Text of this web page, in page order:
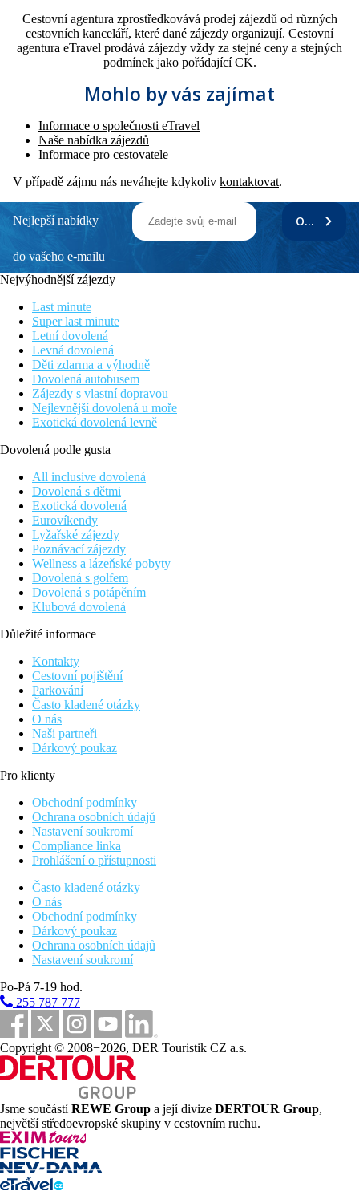
Cestovní agentura zprostředkovává prodej zájezdů od různých
cestovních kanceláří, které dané zájezdy organizují. Cestovní
agentura eTravel prodává zájezdy vždy za stejné ceny a stejných
podmínek jako pořádající CK.
Mohlo by vás zajímat
Informace o společnosti eTravel
Naše nabídka zájezdů
Informace pro cestovatele
V případě zájmu nás neváhejte kdykoliv kontaktovat.
Nejlepší nabídky
do vašeho e-mailu
ODEBÍRAT
Nejvýhodnější zájezdy
Last minute
Super last minute
Letní dovolená
Levná dovolená
Děti zdarma a výhodně
Dovolená autobusem
Zájezdy s vlastní dopravou
Nejlevnější dovolená u moře
Exotická dovolená levně
Dovolená podle gusta
All inclusive dovolená
Dovolená s dětmi
Exotická dovolená
Eurovíkendy
Lyžařské zájezdy
Poznávací zájezdy
Wellness a lázeňské pobyty
Dovolená s golfem
Dovolená s potápěním
Klubová dovolená
Důležité informace
Kontakty
Cestovní pojištění
Parkování
Často kladené otázky
O nás
Naši partneři
Dárkový poukaz
Pro klienty
Obchodní podmínky
Ochrana osobních údajů
Nastavení soukromí
Compliance linka
Prohlášení o přístupnosti
Často kladené otázky
O nás
Obchodní podmínky
Dárkový poukaz
Ochrana osobních údajů
Nastavení soukromí
Po-Pá 7-19 hod.
255 787 777
Copyright © 2008−2026, DER Touristik CZ a.s.
Jsme součástíREWE Group a její divize DERTOUR Group,
největší středoevropské skupiny v cestovním ruchu.